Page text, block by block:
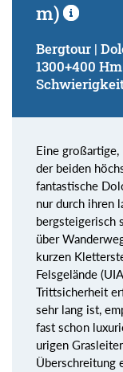
m)
Bergtour |
1300+400
Eine
der beiden
fantastische
nur durch ihren
bergsteigerisch
über
kurzen
Felsgelände
Trittsicherheit
sehr lang ist,
fast schon
urigen
Überschreitung